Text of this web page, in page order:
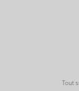
Tout